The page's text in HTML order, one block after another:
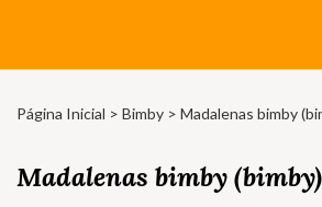
Página Inicial > Bimby > Madalenas bimby
Madalenas bimby (bimby)